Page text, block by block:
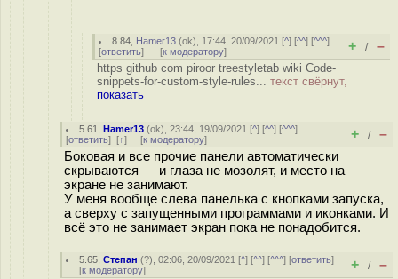
8.84 Hamer13 (ok), 17:44, 20/09/2021 [^] [^^] [^^^]
[ответить] [к модератору] + / –
https github com piroor treestyletab wiki Code-
snippets-for-custom-style-rules... текст свёрнут,
показать
5.61 ,Hamer13 (ok), 23:44, 19/09/2021 [^] [^^] [^^^]
[ответить] [↑] [к модератору] + / –
Боковая и все прочие панели автоматически
скрываются — и глаза не мозолят, и место на
экране не занимают.
У меня вообще слева панелька с кнопками запуска,
а сверху с запущенными программами и иконками. И
всё это не занимает экран пока не понадобится.
5.65 ,Степан (?), 02:06, 20/09/2021 [^] [^^] [^^^] [ответить]
[к модератору] + / –